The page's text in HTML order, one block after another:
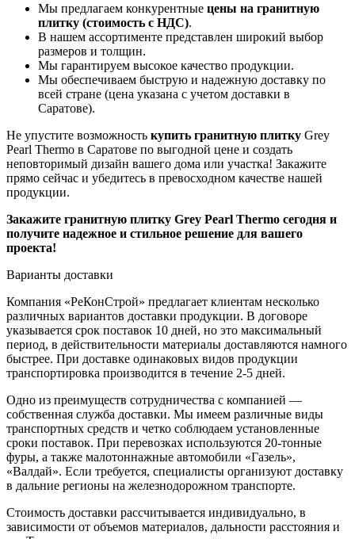
Мы предлагаем конкурентные цены на гранитную
плитку (стоимость с НДС).
В нашем ассортименте представлен широкий выбор
размеров и толщин.
Мы гарантируем высокое качество продукции.
Мы обеспечиваем быструю и надежную доставку по
всей стране (цена указана с учетом доставки в
Саратове).
Не упустите возможность купить гранитную плитку Grey
Pearl Thermo в Саратове по выгодной цене и создать
неповторимый дизайн вашего дома или участка! Закажите
прямо сейчас и убедитесь в превосходном качестве нашей
продукции.
Закажите гранитную плитку Grey Pearl Thermo сегодня и
получите надежное и стильное решение для вашего
проекта!
Варианты доставки
Компания «РеКонСтрой» предлагает клиентам несколько
различных вариантов доставки продукции. В договоре
указывается срок поставок 10 дней, но это максимальный
период, в действительности материалы доставляются намного
быстрее. При доставке одинаковых видов продукции
транспортировка производится в течение 2-5 дней.
Одно из преимуществ сотрудничества с компанией —
собственная служба доставки. Мы имеем различные виды
транспортных средств и четко соблюдаем установленные
сроки поставок. При перевозках используются 20-тонные
фуры, а также малотоннажные автомобили «Газель»,
«Валдай». Если требуется, специалисты организуют доставку
в дальние регионы на железнодорожном транспорте.
Стоимость доставки рассчитывается индивидуально, в
зависимости от объемов материалов, дальности расстояния и